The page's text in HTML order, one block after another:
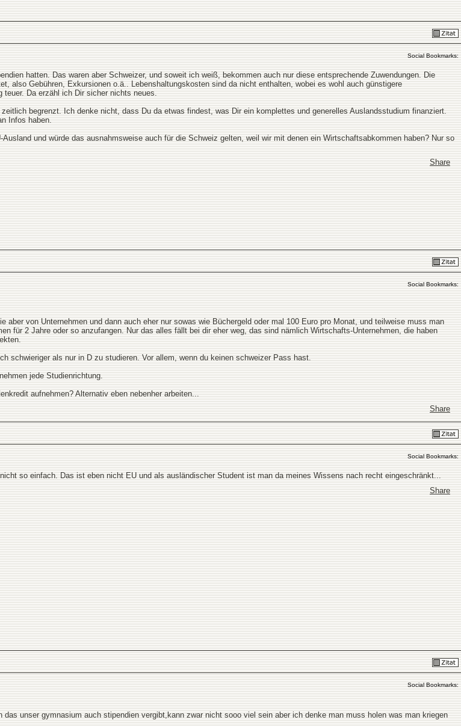
Social Bookmarks:
hatten. Das waren aber Schweizer, und soweit ich weiß, bekommen auch nur diese entsprechende Zuwendungen. Die
also Gebühren, Exkursionen o.ä.. Lebenshaltungskosten sind da nicht enthalten, wobei es wohl auch günstigere
teuer. Da erzähl ich Dir sicher nichts neues.
begrenzt. Ich denke nicht, dass Du da etwas findest, was Dir ein komplettes und generelles Auslandsstudium finanziert.
Infos haben.
und würde das ausnahmsweise auch für die Schweiz gelten, weil wir mit denen ein Wirtschaftsabkommen haben? Nur so
Share
Social Bookmarks:
aber von Unternehmen und dann auch eher nur sowas wie Büchergeld oder mal 100 Euro pro Monat, und teilweise muss man
für 2 Jahre oder so anzufangen. Nur das alles fällt bei dir eher weg, das sind nämlich Wirtschafts-Unternehmen, die haben
schwieriger als nur in D zu studieren. Vor allem, wenn du keinen schweizer Pass hast.
jede Studienrichtung.
aufnehmen? Alternativ eben nebenher arbeiten...
Share
Social Bookmarks:
so einfach. Das ist eben nicht EU und als ausländischer Student ist man da meines Wissens nach recht eingeschränkt...
Share
Social Bookmarks:
unser gymnasium auch stipendien vergibt,kann zwar nicht sooo viel sein aber ich denke man muss holen was man kriegen